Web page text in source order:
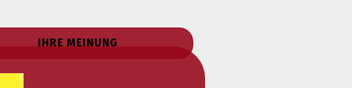
IHRE MEINUNG